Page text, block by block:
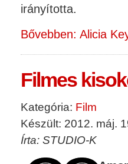
irányította.
Bővebben: Alicia
Filmes
Kategória: Film
Készült: 2012. máj.
Írta: STUDIO-K